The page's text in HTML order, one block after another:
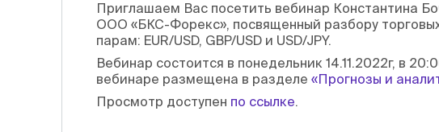
Приглашаем Вас посетить вебинар Константина
ООО «БКС-Форекс», посвященный разбору
парам: EUR/USD, GBP/USD и USD/JPY.
Вебинар состоится в понедельник 14.11.2022г, в
вебинаре размещена в разделе «Прогнозы и
Просмотр доступен по ссылке.